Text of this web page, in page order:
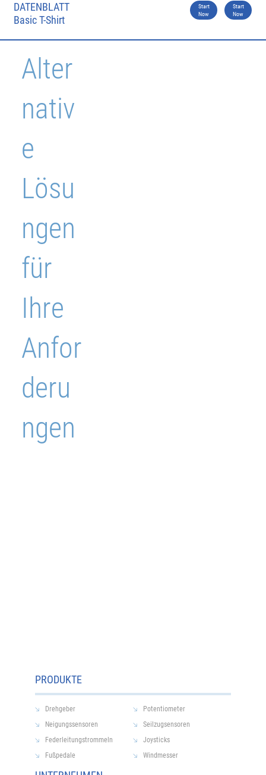
DATENBLATT
Basic T-Shirt
Start
Now
Start
Now
Alter
nativ
e
Lösu
ngen
für
Ihre
Anfor
deru
ngen
PRODUKTE
Drehgeber
Potentiometer
Neigungssensoren
Seilzugsensoren
Federleitungstrommeln
Joysticks
Fußpedale
Windmesser